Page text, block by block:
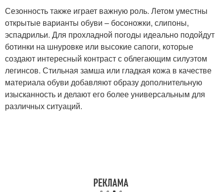
Сезонность также играет важную роль. Летом уместны
открытые варианты обуви – босоножки, слипоны,
эспадрильи. Для прохладной погоды идеально подойдут
ботинки на шнуровке или высокие сапоги, которые
создают интересный контраст с облегающим силуэтом
легинсов. Стильная замша или гладкая кожа в качестве
материала обуви добавляют образу дополнительную
изысканность и делают его более универсальным для
различных ситуаций.